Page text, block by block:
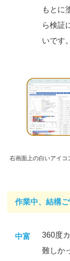
もとに
ら検証
いです。
右画面上の白いアイコ
作業中、結構ご
中富
360度
難しか